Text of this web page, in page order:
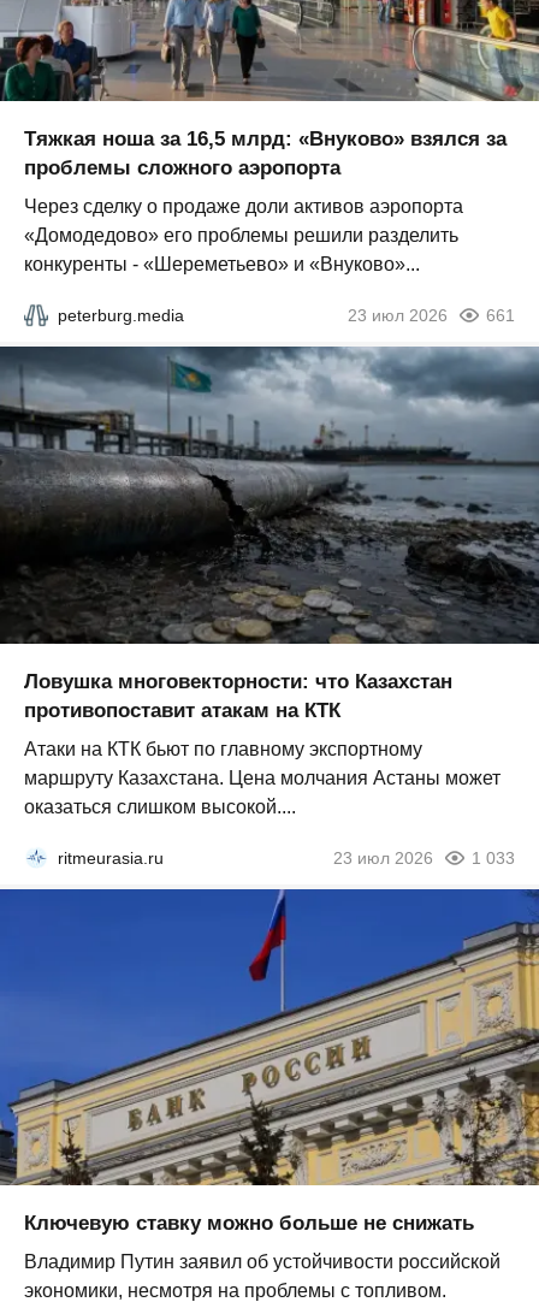
Тяжкая ноша за 16,5 млрд: «Внуково» взялся за
проблемы сложного аэропорта
Через сделку о продаже доли активов аэропорта
«Домодедово» его проблемы решили разделить
конкуренты - «Шереметьево» и «Внуково»...
peterburg.media 23 июл 2026 661
Ловушка многовекторности: что Казахстан
противопоставит атакам на КТК
Атаки на КТК бьют по главному экспортному
маршруту Казахстана. Цена молчания Астаны может
оказаться слишком высокой....
ritmeurasia.ru 23 июл 2026 1 033
Ключевую ставку можно больше не снижать
Владимир Путин заявил об устойчивости российской
экономики, несмотря на проблемы с топливом.